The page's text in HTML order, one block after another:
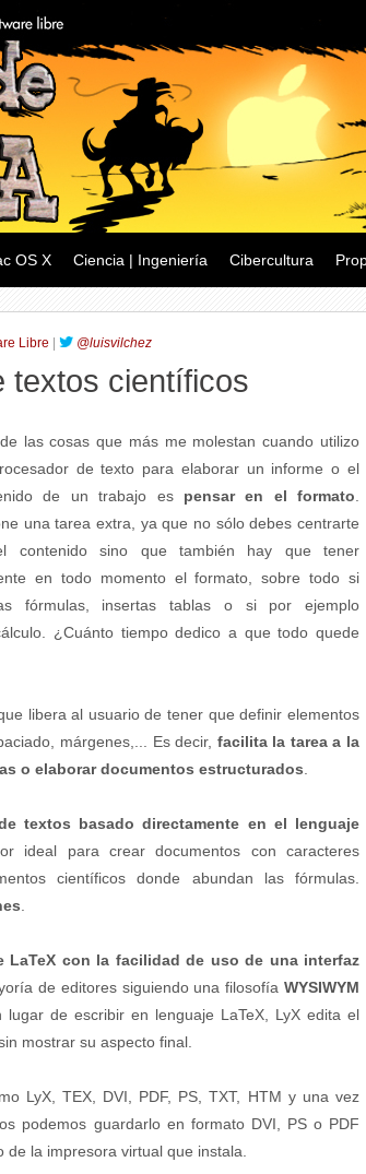
OS X Ciencia | Ingeniería Cibercultura
Libre @luisvilchez
textos científicos
las cosas que más me molestan cuando utilizo
de texto para elaborar un informe o el
de un trabajo es pensar en el formato
una tarea extra, ya que no sólo debes centrarte
contenido sino que también hay que tener
en todo momento el formato, sobre todo si
fórmulas, insertas tablas o si por ejemplo
¿Cuánto tiempo dedico a que todo quede
libera al usuario de tener que definir elementos
márgenes,... Es decir, facilita la tarea a la
o elaborar documentos estructurados
textos basado directamente en el lenguaje
ideal para crear documentos con caracteres
científicos donde abundan las fórmulas.
LaTeX con la facilidad de uso de una interfaz
de editores siguiendo una filosofía WYSIWYM
de escribir en lenguaje LaTeX, LyX edita el
mostrar su aspecto final.
LyX, TEX, DVI, PDF, PS, TXT, HTM y una vez
podemos guardarlo en formato DVI, PS o PDF
la impresora virtual que instala.